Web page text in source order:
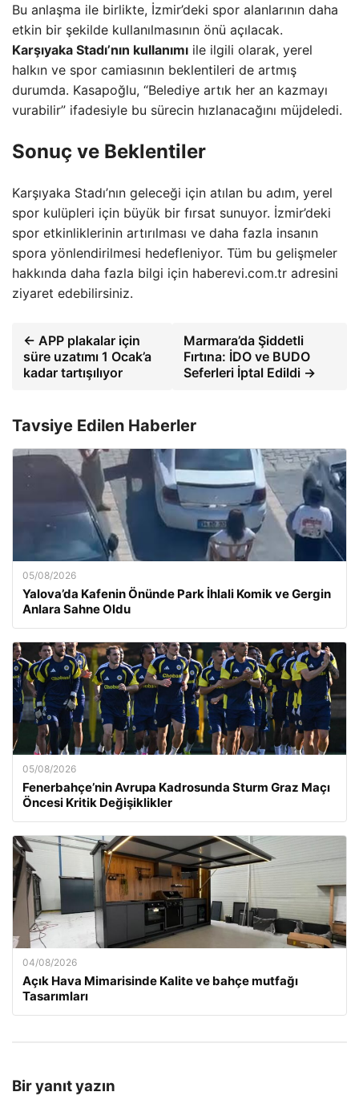
Bu anlaşma ile birlikte, İzmir’deki spor alanlarının daha
etkin bir şekilde kullanılmasının önü açılacak.
Karşıyaka Stadı’nın kullanımı ile ilgili olarak, yerel
halkın ve spor camiasının beklentileri de artmış
durumda. Kasapoğlu, “Belediye artık her an kazmayı
vurabilir” ifadesiyle bu sürecin hızlanacağını müjdeledi.
Sonuç ve Beklentiler
Karşıyaka Stadı’nın geleceği için atılan bu adım, yerel
spor kulüpleri için büyük bir fırsat sunuyor. İzmir’deki
spor etkinliklerinin artırılması ve daha fazla insanın
spora yönlendirilmesi hedefleniyor. Tüm bu gelişmeler
hakkında daha fazla bilgi için haberevi.com.tr adresini
ziyaret edebilirsiniz.
← APP plakalar için
süre uzatımı 1 Ocak’a
kadar tartışılıyor
Marmara’da Şiddetli
Fırtına: İDO ve BUDO
Seferleri İptal Edildi →
Tavsiye Edilen Haberler
05/08/2026
Yalova’da Kafenin Önünde Park İhlali Komik ve Gergin
Anlara Sahne Oldu
05/08/2026
Fenerbahçe’nin Avrupa Kadrosunda Sturm Graz Maçı
Öncesi Kritik Değişiklikler
04/08/2026
Açık Hava Mimarisinde Kalite ve bahçe mutfağı
Tasarımları
Bir yanıt yazın